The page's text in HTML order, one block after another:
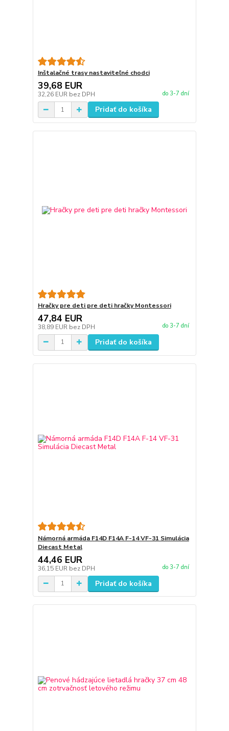
Inštalačné trasy nastaviteľné chodci
39,68 EUR
32,26 EUR bez DPH do 3-7 dní
Pridať do košíka
Hračky pre deti pre deti hračky Montessori
47,84 EUR
38,89 EUR bez DPH do 3-7 dní
Pridať do košíka
Námorná armáda F14D F14A F-14 VF-31 Simulácia
Diecast Metal
44,46 EUR
36,15 EUR bez DPH do 3-7 dní
Pridať do košíka